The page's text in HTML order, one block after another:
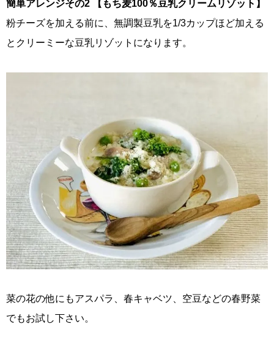
簡単アレンジその2 【もち麦100％豆乳クリームリゾット】
粉チーズを加える前に、無調製豆乳を1/3カップほど加える
とクリーミーな豆乳リゾットになります。
菜の花の他にもアスパラ、春キャベツ、空豆などの春野菜
でもお試し下さい。